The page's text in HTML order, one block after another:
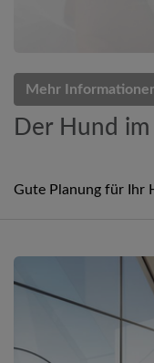
Mehr
Der Hund
Gute Planung für Ihr